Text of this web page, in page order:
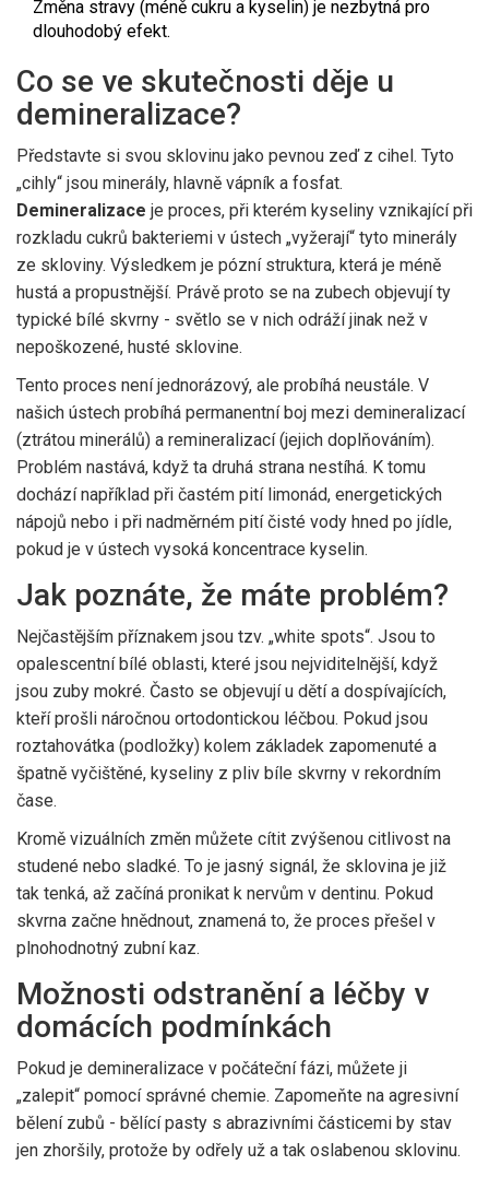
Změna stravy (méně cukru a kyselin) je nezbytná pro
dlouhodobý efekt.
Co se ve skutečnosti děje u
demineralizace?
Představte si svou sklovinu jako pevnou zeď z cihel. Tyto
„cihly“ jsou minerály, hlavně vápník a fosfat.
Demineralizace je proces, při kterém kyseliny vznikající při
rozkladu cukrů bakteriemi v ústech „vyžerají“ tyto minerály
ze skloviny. Výsledkem je pózní struktura, která je méně
hustá a propustnější. Právě proto se na zubech objevují ty
typické bílé skvrny - světlo se v nich odráží jinak než v
nepoškozené, husté sklovine.
Tento proces není jednorázový, ale probíhá neustále. V
našich ústech probíhá permanentní boj mezi demineralizací
(ztrátou minerálů) a remineralizací (jejich doplňováním).
Problém nastává, když ta druhá strana nestíhá. K tomu
dochází například při častém pití limonád, energetických
nápojů nebo i při nadměrném pití čisté vody hned po jídle,
pokud je v ústech vysoká koncentrace kyselin.
Jak poznáte, že máte problém?
Nejčastějším příznakem jsou tzv. „white spots“. Jsou to
opalescentní bílé oblasti, které jsou nejviditelnější, když
jsou zuby mokré. Často se objevují u dětí a dospívajících,
kteří prošli náročnou ortodontickou léčbou. Pokud jsou
roztahovátka (podložky) kolem základek zapomenuté a
špatně vyčištěné, kyseliny z pliv bíle skvrny v rekordním
čase.
Kromě vizuálních změn můžete cítit zvýšenou citlivost na
studené nebo sladké. To je jasný signál, že sklovina je již
tak tenká, až začíná pronikat k nervům v dentinu. Pokud
skvrna začne hnědnout, znamená to, že proces přešel v
plnohodnotný zubní kaz.
Možnosti odstranění a léčby v
domácích podmínkách
Pokud je demineralizace v počáteční fázi, můžete ji
„zalepit“ pomocí správné chemie. Zapomeňte na agresivní
bělení zubů - bělící pasty s abrazivními částicemi by stav
jen zhoršily, protože by odřely už a tak oslabenou sklovinu.